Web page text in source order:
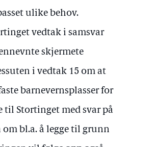
ulike behov.
vedtak i samsvar
skjermete
i vedtak 15 om at
barnevernsplasser for
til Stortinget med svar på
bl.a. å legge til grunn